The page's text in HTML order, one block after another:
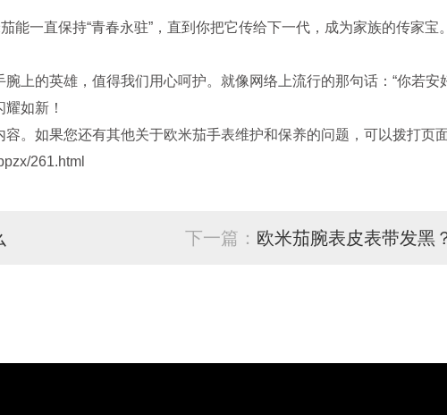
一直保持“青春永驻”，直到你把它传给下一代，成为家族的传家宝
的英雄，值得我们用心呵护。就像网络上流行的那句话：“你若安
如新！
容。如果您还有其他关于欧米茄手表维护和保养的问题，可以拨打页
261.html
下一篇： 欧米茄腕表皮表带发黑